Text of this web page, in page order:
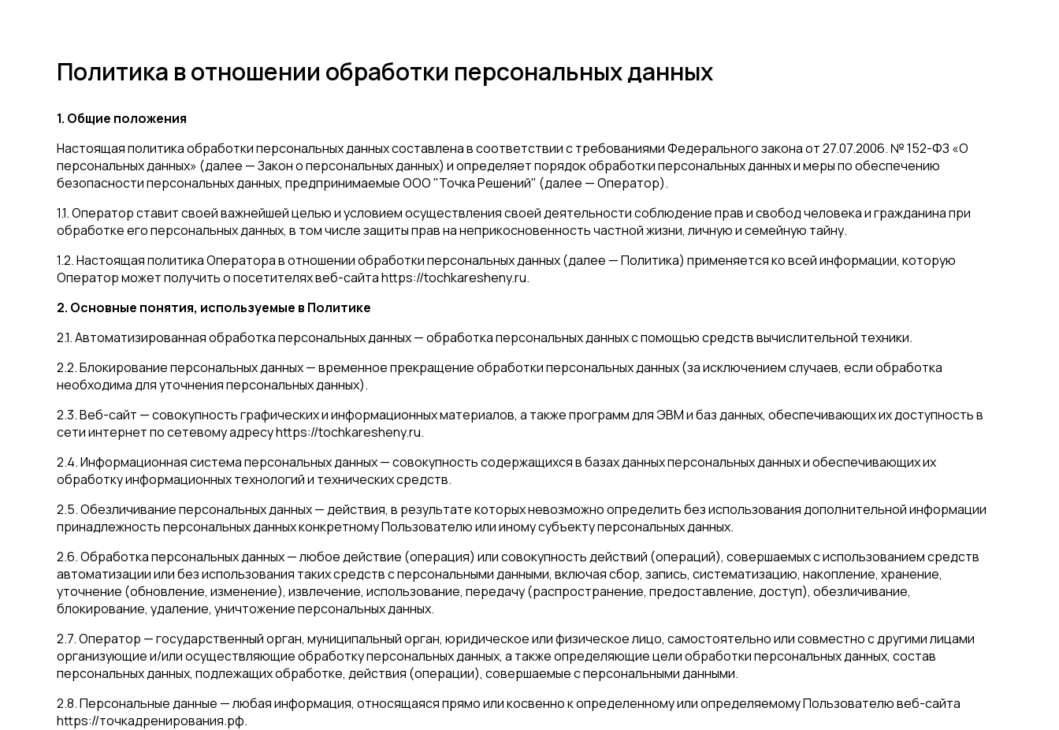
Политика в отношении обработки персональных данных
1. Общие положения
Настоящая политика обработки персональных данных составлена в соответствии с требованиями Федерального закона от 27.07.2006. № 152-ФЗ «О
персональных данных» (далее — Закон о персональных данных) и определяет порядок обработки персональных данных и меры по обеспечению
безопасности персональных данных, предпринимаемые ООО "Точка Решений" (далее — Оператор).
1.1. Оператор ставит своей важнейшей целью и условием осуществления своей деятельности соблюдение прав и свобод человека и гражданина при
обработке его персональных данных, в том числе защиты прав на неприкосновенность частной жизни, личную и семейную тайну.
1.2. Настоящая политика Оператора в отношении обработки персональных данных (далее — Политика) применяется ко всей информации, которую
Оператор может получить о посетителях веб-сайта https://tochkaresheny.ru.
2. Основные понятия, используемые в Политике
2.1. Автоматизированная обработка персональных данных — обработка персональных данных с помощью средств вычислительной техники.
2.2. Блокирование персональных данных — временное прекращение обработки персональных данных (за исключением случаев, если обработка
необходима для уточнения персональных данных).
2.3. Веб-сайт — совокупность графических и информационных материалов, а также программ для ЭВМ и баз данных, обеспечивающих их доступность в
сети интернет по сетевому адресу https://tochkaresheny.ru.
2.4. Информационная система персональных данных — совокупность содержащихся в базах данных персональных данных и обеспечивающих их
обработку информационных технологий и технических средств.
2.5. Обезличивание персональных данных — действия, в результате которых невозможно определить без использования дополнительной информации
принадлежность персональных данных конкретному Пользователю или иному субъекту персональных данных.
2.6. Обработка персональных данных — любое действие (операция) или совокупность действий (операций), совершаемых с использованием средств
автоматизации или без использования таких средств с персональными данными, включая сбор, запись, систематизацию, накопление, хранение,
уточнение (обновление, изменение), извлечение, использование, передачу (распространение, предоставление, доступ), обезличивание,
блокирование, удаление, уничтожение персональных данных.
2.7. Оператор — государственный орган, муниципальный орган, юридическое или физическое лицо, самостоятельно или совместно с другими лицами
организующие и/или осуществляющие обработку персональных данных, а также определяющие цели обработки персональных данных, состав
персональных данных, подлежащих обработке, действия (операции), совершаемые с персональными данными.
2.8. Персональные данные — любая информация, относящаяся прямо или косвенно к определенному или определяемому Пользователю веб-сайта
https://точкадренирования.рф.